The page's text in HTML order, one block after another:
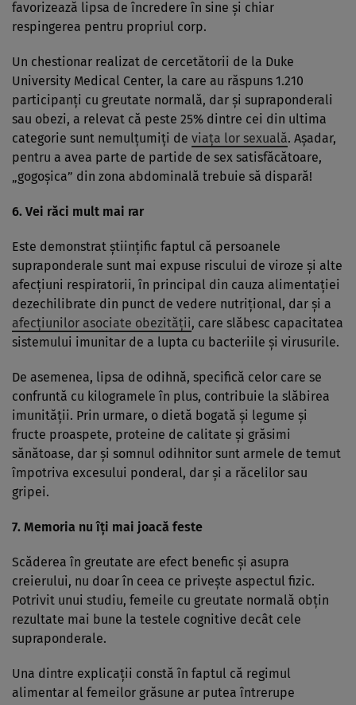
favorizează lipsa de încredere în sine şi chiar
respingerea pentru propriul corp.
Un chestionar realizat de cercetătorii de la Duke
University Medical Center, la care au răspuns 1.210
participanţi cu greutate normală, dar şi supraponderali
sau obezi, a relevat că peste 25% dintre cei din ultima
categorie sunt nemulţumiţi de viaţa lor sexuală. Aşadar,
pentru a avea parte de partide de sex satisfăcătoare,
„gogoşica” din zona abdominală trebuie să dispară!
6. Vei răci mult mai rar
Este demonstrat ştiinţific faptul că persoanele
supraponderale sunt mai expuse riscului de viroze şi alte
afecţiuni respiratorii, în principal din cauza alimentaţiei
dezechilibrate din punct de vedere nutriţional, dar şi a
afecţiunilor asociate obezităţii, care slăbesc capacitatea
sistemului imunitar de a lupta cu bacteriile şi virusurile.
De asemenea, lipsa de odihnă, specifică celor care se
confruntă cu kilogramele în plus, contribuie la slăbirea
imunităţii. Prin urmare, o dietă bogată şi legume şi
fructe proaspete, proteine de calitate şi grăsimi
sănătoase, dar şi somnul odihnitor sunt armele de temut
împotriva excesului ponderal, dar şi a răcelilor sau
gripei.
7. Memoria nu îţi mai joacă feste
Scăderea în greutate are efect benefic şi asupra
creierului, nu doar în ceea ce priveşte aspectul fizic.
Potrivit unui studiu, femeile cu greutate normală obţin
rezultate mai bune la testele cognitive decât cele
supraponderale.
Una dintre explicaţii constă în faptul că regimul
alimentar al femeilor grăsune ar putea întrerupe